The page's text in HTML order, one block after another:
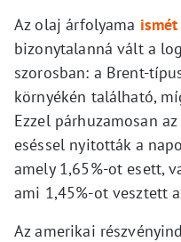
Az olaj árfolyama
bizonytalanná vált a
szorosban: a Brent-
környékén található,
Ezzel párhuzamosan
eséssel nyitották a
amely 1,65%-ot esett,
ami 1,45%-ot vesztett
Az amerikai